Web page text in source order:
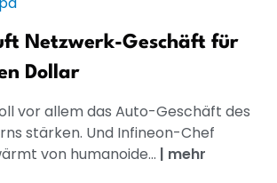
Netzwerk-Geschäft für
Dollar
vor allem das Auto-Geschäft des
stärken. Und Infineon-Chef
von humanoide... | mehr